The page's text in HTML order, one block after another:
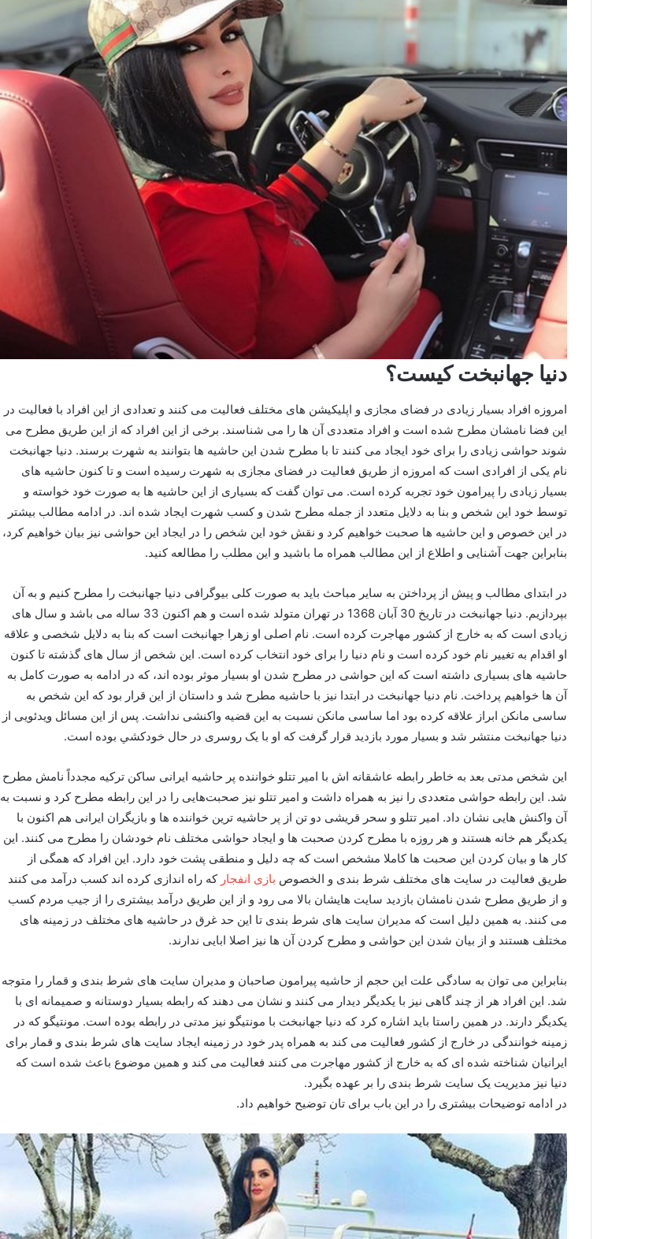
دنیا جهانبخت کیست؟
امروزه افراد بسیار زیادی در فضای مجازی و اپلیکیشن های مختلف فعالیت می کنند و تعدادی از این افراد با فعالیت در
این فضا نامشان مطرح شده است و افراد متعددی آن ها را می شناسند. برخی از این افراد که از این طريق مطرح می
شوند حواشی زیادی را برای خود ایجاد می کنند تا با مطرح شدن این حاشیه ها بتوانند به شهرت برسند. دنیا جهانبخت
نام یکی از افرادی است که امروزه از طريق فعالیت در فضای مجازی به شهرت رسیده است و تا کنون حاشیه های
بسیار زیادی را پیرامون خود تجربه کرده است. می توان گفت که بسیاری از این حاشیه ها به صورت خود خواسته و
توسط خود این شخص و بنا به دلایل متعدد از جمله مطرح شدن و کسب شهرت ایجاد شده اند. در ادامه مطالب بیشتر
در این خصوص و این حاشیه ها صحبت خواهیم کرد و نقش خود این شخص را در ایجاد این حواشی نیز بیان خواهیم کرد،
بنابراین جهت آشنایی و اطلاع از این مطالب همراه ما باشید و این مطلب را مطالعه کنید.
در ابتدای مطالب و پیش از پرداختن به سایر مباحث باید به صورت کلی بیوگرافی دنیا جهانبخت را مطرح کنيم و به آن
بپردازیم. دنیا جهانبخت در تاریخ 30 آبان 1368 در تهران متولد شده است و هم اکنون 33 ساله می باشد و سال های
زیادی است که به خارج از کشور مهاجرت کرده است. نام اصلی او زهرا جهانبخت است که بنا به دلایل شخصی و علاقه
او اقدام به تغییر نام خود کرده است و نام دنيا را برای خود انتخاب کرده‌ است. این شخص از سال های گذشته تا کنون
حاشیه های بسیاری داشته است که این حواشی در مطرح شدن او بسیار موثر بوده اند، که در ادامه به صورت کامل به
آن ها خواهیم پرداخت. نام دنيا جهانبخت در ابتدا نیز با حاشیه مطرح شد و داستان از این قرار بود که این شخص به
ساسی مانکن ابراز علاقه کرده بود اما ساسی مانکن نسبت به این قضیه واکنشی نداشت. پس از این مسائل ویدئویی از
دنیا جهانبخت منتشر شد و بسیار مورد بازدید قرار گرفت که او با یک روسری در حال خودکشي بوده است.
این شخص مدتی بعد به خاطر رابطه عاشقانه اش با امیر تتلو خواننده پر حاشیه ایرانی ساکن ترکیه مجدداً نامش مطرح
شد. این رابطه حواشی متعددی را نیز به همراه داشت و امیر تتلو نیز صحبت‌هایی را در این رابطه مطرح کرد و نسبت به
آن واکنش هایی نشان داد. امیر تتلو و سحر قریشی دو تن از پر حاشيه ترین خواننده ها و بازیگران ایرانی هم اکنون با
یکدیگر هم خانه هستند و هر روزه با مطرح کردن صحبت ها و ایجاد حواشی مختلف نام خودشان را مطرح می کنند. این
کار ها و بیان کردن این صحبت ها کاملا مشخص است که چه دلیل و منطقی پشت خود دارد. این افراد که همگی از
طريق فعالیت در سایت های مختلف شرط بندی و الخصوص بازی انفجار که راه اندازی کرده اند کسب درآمد می کنند
و از طريق مطرح شدن نامشان بازدید سایت هایشان بالا می رود و از این طریق درآمد بيشتری را از جیب مردم کسب
می کنند. به همین دلیل است که مدیران سایت های شرط بندی تا این حد غرق در حاشيه های مختلف در زمینه های
مختلف هستند و از بیان شدن این حواشی و مطرح کردن آن ها نیز اصلا ابایی ندارند.
بنابراین می توان به سادگی علت این حجم از حاشیه پیرامون صاحبان و مدیران سایت های شرط بندی و قمار را متوجه
شد. این افراد هر از چند گاهی نیز با يکديگر دیدار می کنند و نشان می دهند که رابطه بسیار دوستانه و صمیمانه ای با
یکدیگر دارند. در همین راستا باید اشاره کرد که دنیا جهانبخت با مونتیگو نیز مدتی در رابطه بوده است. مونتیگو که در
زمینه خوانندگی در خارج از کشور فعالیت می کند به همراه پدر خود در زمینه ایجاد سایت های شرط بندی و قمار برای
ایرانیان شناخته شده ای که به خارج از کشور مهاجرت می کنند فعالیت می کند و همین موضوع باعث شده است که
دنیا نیز مدیریت یک سایت شرط بندی را بر عهده بگیرد.
در ادامه توضیحات بیشتری را در این باب برای تان توضیح خواهیم داد.